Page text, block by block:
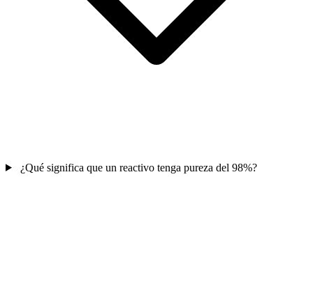
¿Qué significa que un reactivo tenga pureza del 98%?